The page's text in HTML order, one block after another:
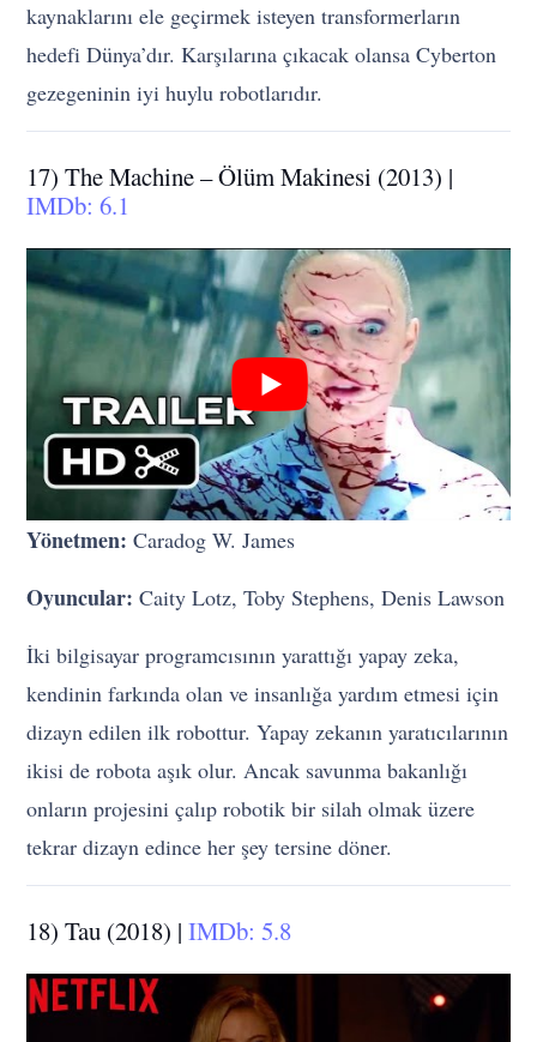
kaynaklarını ele geçirmek isteyen transformerların
hedefi Dünya’dır. Karşılarına çıkacak olansa Cyberton
gezegeninin iyi huylu robotlarıdır.
17) The Machine – Ölüm Makinesi (2013) |
IMDb: 6.1
Yönetmen: Caradog W. James
Oyuncular: Caity Lotz, Toby Stephens, Denis Lawson
İki bilgisayar programcısının yarattığı yapay zeka,
kendinin farkında olan ve insanlığa yardım etmesi için
dizayn edilen ilk robottur. Yapay zekanın yaratıcılarının
ikisi de robota aşık olur. Ancak savunma bakanlığı
onların projesini çalıp robotik bir silah olmak üzere
tekrar dizayn edince her şey tersine döner.
18) Tau (2018) |IMDb: 5.8